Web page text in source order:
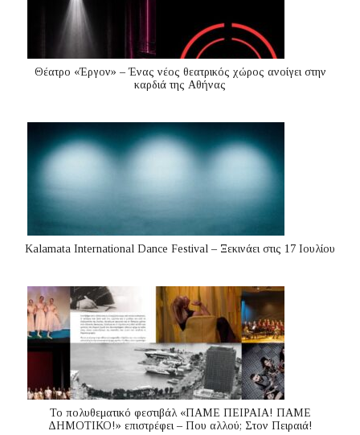
Θέατρο «Έργον» – Ένας νέος θεατρικός χώρος ανοίγει στην
καρδιά της Αθήνας
Kalamata International Dance Festival – Ξεκινάει στις 17 Ιουλίου
Το πολυθεματικό φεστιβάλ «ΠΑΜΕ ΠΕΙΡΑΙΑ! ΠΑΜΕ
ΔΗΜΟΤΙΚΟ!» επιστρέφει – Που αλλού; Στον Πειραιά!